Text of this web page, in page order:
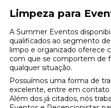
Limpeza para
A Summer Eventos
qualificados ao segmento
limpo e organizado oferece
com que se comportem de
qualquer situação.
Possuímos uma forma de
excelente, entre em contato
Além dos já citados, nós